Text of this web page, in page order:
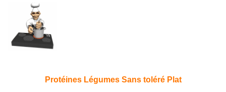
Protéines Légumes Sans toléré Plat